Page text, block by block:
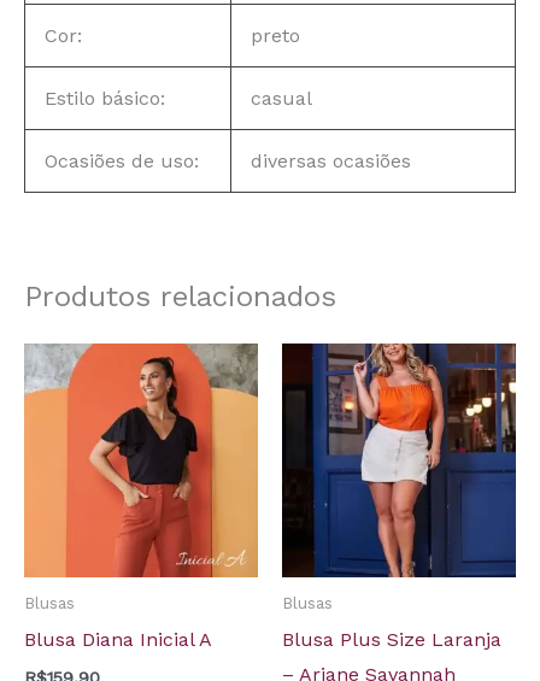
Cor: preto
Estilo básico: casual
Ocasiões de uso: diversas ocasiões
Produtos relacionados
Blusas
Blusa Diana Inicial A
R$159,90
Blusas
Blusa Plus Size Laranja
– Ariane Savannah